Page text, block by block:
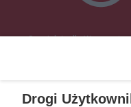
Specjalnie dla Was
Śrem,
Drogi